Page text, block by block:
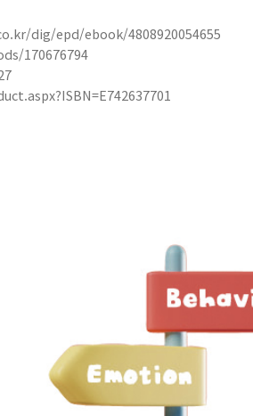
dig/epd/ebook/4808920054655
170676794